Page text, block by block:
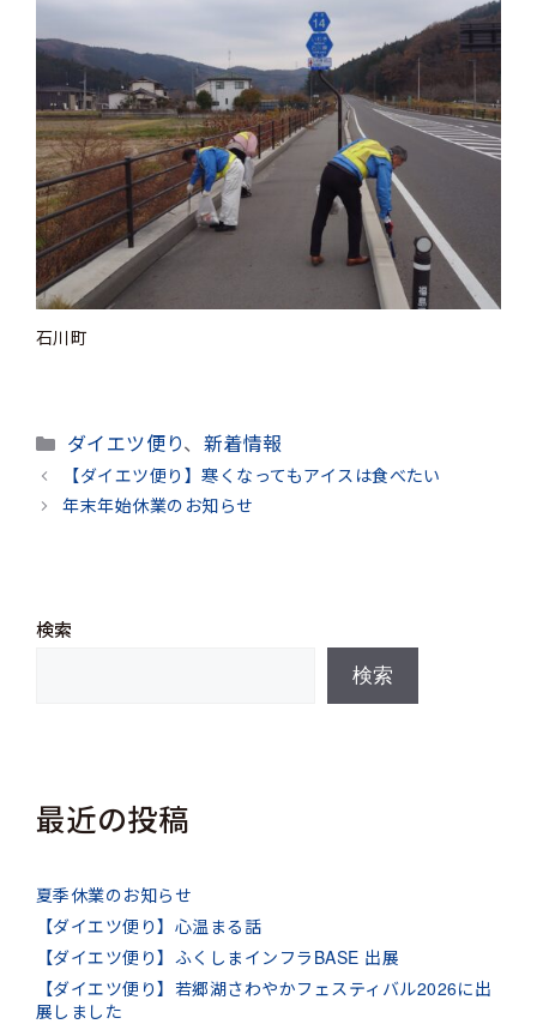
石川町
カ
テ
ゴ
ダイエツ便り、 新着情報
【ダイエツ便り】寒くなってもアイスは食べたい
年末年始休業のお知らせ
検索
検索
最近の投稿
夏季休業のお知らせ
【ダイエツ便り】心温まる話
【ダイエツ便り】ふくしまインフラBASE 出展
【ダイエツ便り】若郷湖さわやかフェスティバル2026に出
展しました